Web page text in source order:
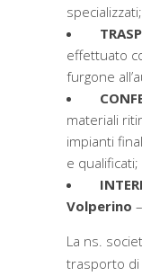
specializzati;
effettuato
furgone
materiali
impianti
e qualificati;
Volperino
La ns.
trasporto di